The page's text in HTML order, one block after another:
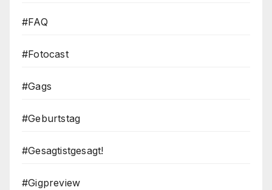
#FAQ
#Fotocast
#Gags
#Geburtstag
#Gesagtistgesagt!
#Gigpreview